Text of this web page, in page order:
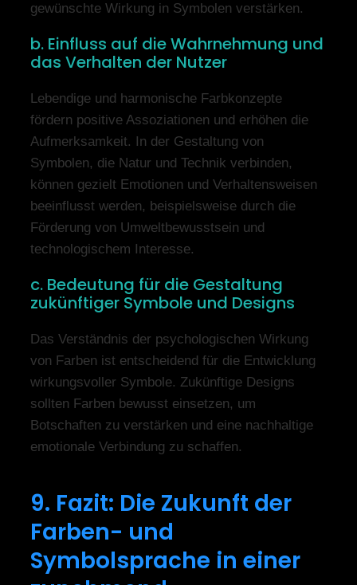
gewünschte Wirkung in Symbolen verstärken.
b. Einfluss auf die Wahrnehmung und
das Verhalten der Nutzer
Lebendige und harmonische Farbkonzepte
fördern positive Assoziationen und erhöhen die
Aufmerksamkeit. In der Gestaltung von
Symbolen, die Natur und Technik verbinden,
können gezielt Emotionen und Verhaltensweisen
beeinflusst werden, beispielsweise durch die
Förderung von Umweltbewusstsein und
technologischem Interesse.
c. Bedeutung für die Gestaltung
zukünftiger Symbole und Designs
Das Verständnis der psychologischen Wirkung
von Farben ist entscheidend für die Entwicklung
wirkungsvoller Symbole. Zukünftige Designs
sollten Farben bewusst einsetzen, um
Botschaften zu verstärken und eine nachhaltige
emotionale Verbindung zu schaffen.
9. Fazit: Die Zukunft der
Farben- und
Symbolsprache in einer